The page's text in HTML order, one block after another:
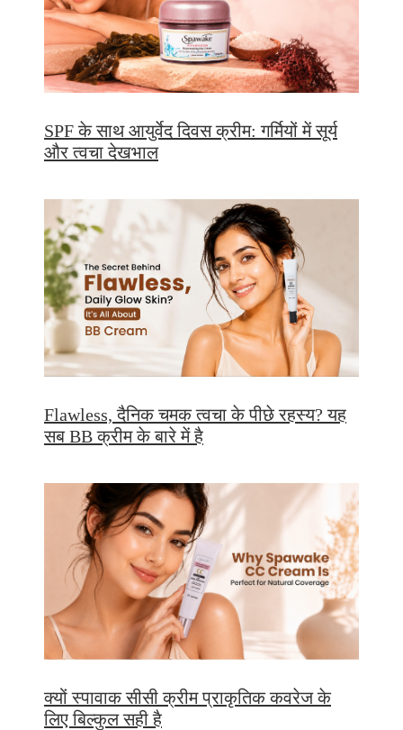
SPF के साथ आयुर्वेद दिवस क्रीम: गर्मियों में सूर्य
और त्वचा देखभाल
Flawless, दैनिक चमक त्वचा के पीछे रहस्य? यह
सब BB क्रीम के बारे में है
क्यों स्पावाक सीसी क्रीम प्राकृतिक कवरेज के
लिए बिल्कुल सही है